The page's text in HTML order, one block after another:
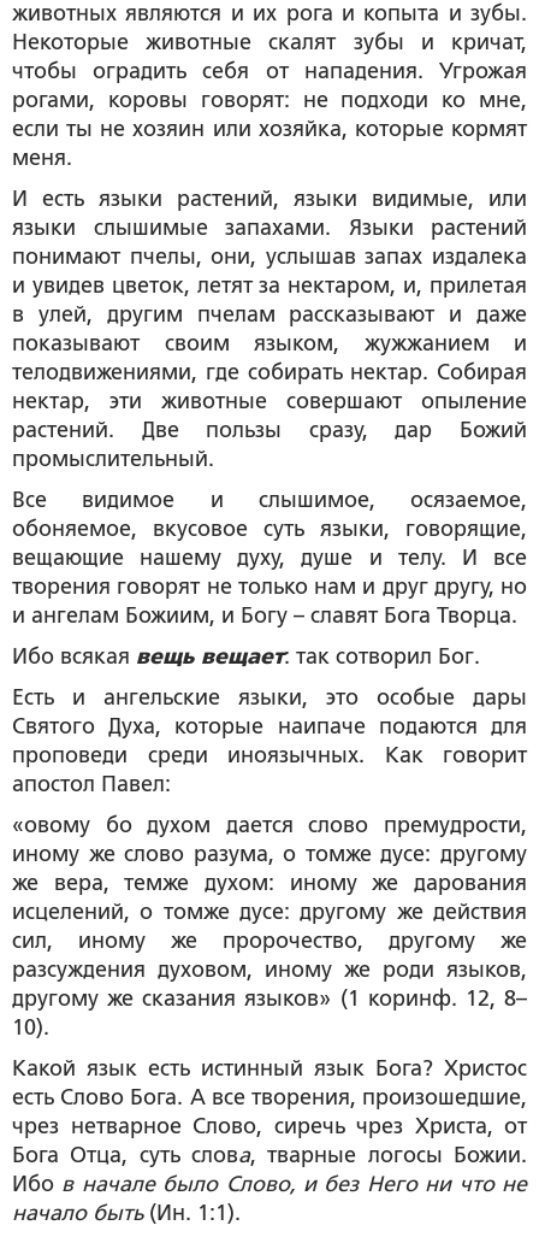
животных являются и их рога и копыта и зубы.
Некоторые животные скалят зубы и кричат,
чтобы оградить себя от нападения. Угрожая
рогами, коровы говорят: не подходи ко мне,
если ты не хозяин или хозяйка, которые кормят
меня.
И есть языки растений, языки видимые, или
языки слышимые запахами. Языки растений
понимают пчелы, они, услышав запах издалека
и увидев цветок, летят за нектаром, и, прилетая
в улей, другим пчелам рассказывают и даже
показывают своим языком, жужжанием и
телодвижениями, где собирать нектар. Собирая
нектар, эти животные совершают опыление
растений. Две пользы сразу, дар Божий
промыслительный.
Все видимое и слышимое, осязаемое,
обоняемое, вкусовое суть языки, говорящие,
вещающие нашему духу, душе и телу. И все
творения говорят не только нам и друг другу, но
и ангелам Божиим, и Богу – славят Бога Творца.
Ибо всякая вещь вещает: так сотворил Бог.
Есть и ангельские языки, это особые дары
Святого Духа, которые наипаче подаются для
проповеди среди иноязычных. Как говорит
апостол Павел:
«овому бо духом дается слово премудрости,
иному же слово разума, о томже дусе: другому
же вера, темже духом: иному же дарования
исцелений, о томже дусе: другому же действия
сил, иному же пророчество, другому же
разсуждения духовом, иному же роди языков,
другому же сказания языков» (1 коринф. 12, 8–
10).
Какой язык есть истинный язык Бога? Христос
есть Слово Бога. А все творения, произошедшие,
чрез нетварное Слово, сиречь чрез Христа, от
Бога Отца, суть слова, тварные логосы Божии.
Ибо в начале было Слово, и без Него ни что не
начало быть(Ин. 1:1).